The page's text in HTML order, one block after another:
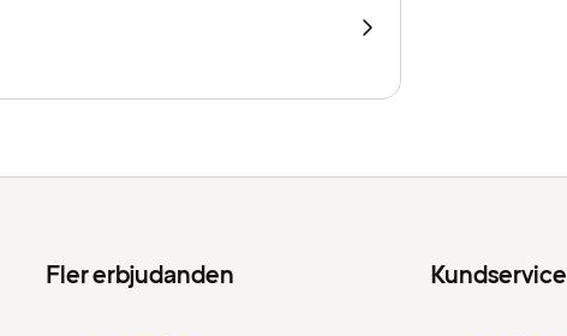
Fler erbjudanden Kundservice